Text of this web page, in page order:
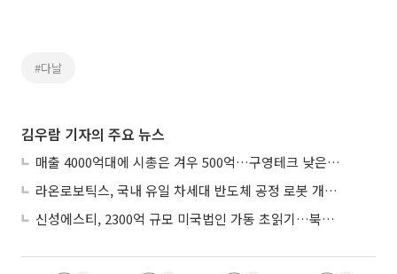
#다날
김우람 기자의 주요 뉴스
매출 4000억대에 시총은 겨우 500억…구영테크 낮은 몸값에 저가 승계 마무리
라온로보틱스, 국내 유일 차세대 반도체 공정 로봇 개발 ‘고객사 테스트 진행’
신성에스티, 2300억 규모 미국법인 가동 초읽기…북미 ESS 공략 본격화